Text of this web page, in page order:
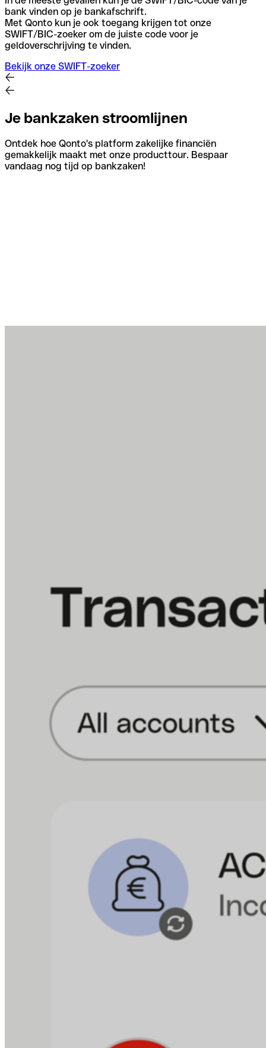
bank vinden op je bankafschrift.
Met Qonto kun je ook toegang krijgen tot onze
SWIFT/BIC-zoeker om de juiste code voor je
geldoverschrijving te vinden.
Bekijk onze SWIFT-zoeker
Je bankzaken stroomlijnen
Ontdek hoe Qonto's platform zakelijke financiën
gemakkelijk maakt met onze producttour. Bespaar
vandaag nog tijd op bankzaken!